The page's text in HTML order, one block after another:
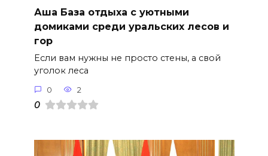
Аша База отдыха с уютными
домиками среди уральских лесов и
гор
Если вам нужны не просто стены, а свой
уголок леса
0 2
0